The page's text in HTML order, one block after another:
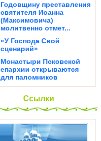
Годовщину преставления
святителя Иоанна
(Максимовича)
молитвенно отмет...
«У Господа Свой
сценарий»
Монастыри Псковской
епархии открываются
для паломников
Ссылки